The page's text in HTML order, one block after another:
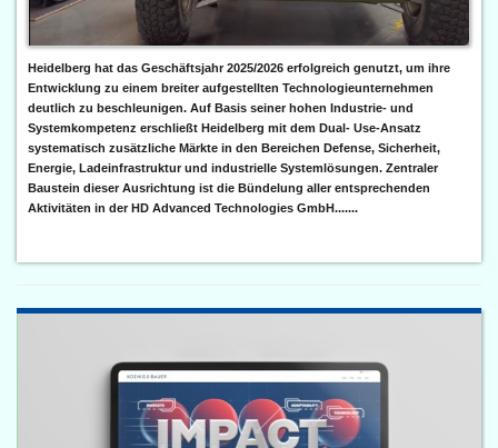
Heidelberg hat das Geschäftsjahr 2025/2026 erfolgreich genutzt, um ihre
Entwicklung zu einem breiter aufgestellten Technologieunternehmen
deutlich zu beschleunigen. Auf Basis seiner hohen Industrie- und
Systemkompetenz erschließt Heidelberg mit dem Dual- Use-Ansatz
systematisch zusätzliche Märkte in den Bereichen Defense, Sicherheit,
Energie, Ladeinfrastruktur und industrielle Systemlösungen. Zentraler
Baustein dieser Ausrichtung ist die Bündelung aller entsprechenden
Aktivitäten in der HD Advanced Technologies GmbH.......